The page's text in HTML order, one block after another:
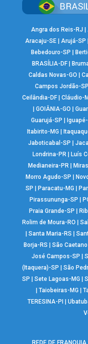
Angra dos Reis-RJ
Aracaju-SE |Arujá-SP
Bebedouro-SP
BRASÍLIA-DF|
Caldas Novas-GO
|
Campos Jordão-SP
Ceilândia-DF| Cláudio-
GOIÂNIA-GO
Guarujá-SP
Itabirito-MG
Jaboticabal-SP
Londrina-PR| Luís
Medianeira-PR
Morro Agudo-SP
SP
Paracatu-MG
Pirassununga-SP
Praia Grande-SP
Rolim de Moura-RO
|Santa Maria-RS |
Borja-RS
|São
José Campos-SP
|
(Itaquera)-SP
|São
SP
|Sete Lagoas-MG |
Taiobeiras-MG
TERESINA-PI
|